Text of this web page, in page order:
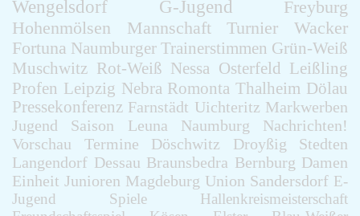
Wengelsdorf
G-Jugend
Freyburg
Hohenmölsen
Mannschaft Turnier
Wacker
Fortuna Naumburger Trainerstimmen Grün-Weiß
Muschwitz Rot-Weiß Nessa Osterfeld Leißling
Profen Leipzig Nebra Romonta Thalheim Dölau
Pressekonferenz Farnstädt Uichteritz Markwerben
Jugend
Saison Leuna Naumburg
Nachrichten!
Vorschau
Termine Döschwitz Droyßig
Stedten
Langendorf Dessau Braunsbedra Bernburg Damen
Einheit Junioren Magdeburg Union Sandersdorf E-
Jugend
Spiele
Hallenkreismeisterschaft